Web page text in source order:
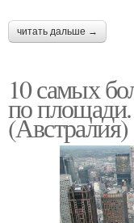
читать дальше →
10 самых
по
(Австралия)